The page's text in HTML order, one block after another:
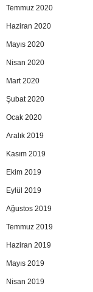
Temmuz 2020
Haziran 2020
Mayıs 2020
Nisan 2020
Mart 2020
Şubat 2020
Ocak 2020
Aralık 2019
Kasım 2019
Ekim 2019
Eylül 2019
Ağustos 2019
Temmuz 2019
Haziran 2019
Mayıs 2019
Nisan 2019